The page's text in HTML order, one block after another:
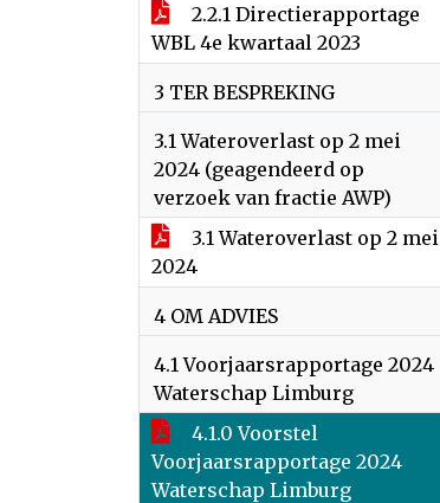
2.2.1 Directierapportage
WBL 4e kwartaal 2023
3 TER BESPREKING
3.1 Wateroverlast op 2 mei
2024 (geagendeerd op
verzoek van fractie AWP)
3.1 Wateroverlast op 2 mei
2024
4 OM ADVIES
4.1 Voorjaarsrapportage 2024
Waterschap Limburg
4.1.0 Voorstel
Voorjaarsrapportage 2024
Waterschap Limburg